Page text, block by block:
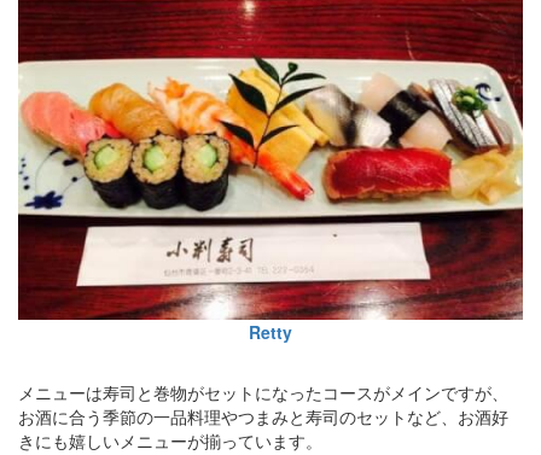
Retty
メニューは寿司と巻物がセットになったコースがメインですが、
お酒に合う季節の一品料理やつまみと寿司のセットなど、お酒好
きにも嬉しいメニューが揃っています。